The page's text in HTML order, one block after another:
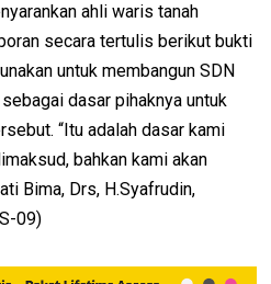
ahli waris tanah
secara tertulis berikut bukti
untuk membangun SDN
dasar pihaknya untuk
“Itu adalah dasar kami
bahkan kami akan
Bima, Drs, H.Syafrudin,
09)